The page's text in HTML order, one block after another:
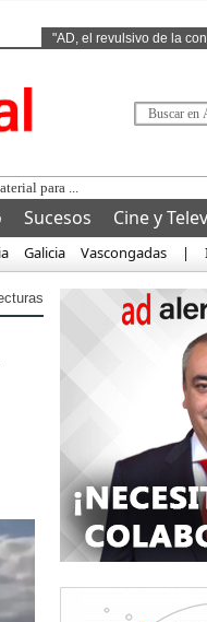
"AD, el revulsivo de la
Sucesos Cine y
Galicia Vascongadas |